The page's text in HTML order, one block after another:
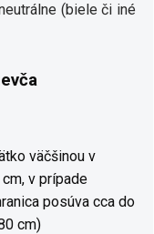
(biele či iné
väčšinou v
v prípade
posúva cca do
cm)